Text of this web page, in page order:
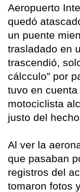
Aeropuerto
quedó
un puente
trasladado en
trascendió,
cálcculo” por
tuvo en
motociclista
justo del
Al ver la
que pasaban
registros del
tomaron fotos